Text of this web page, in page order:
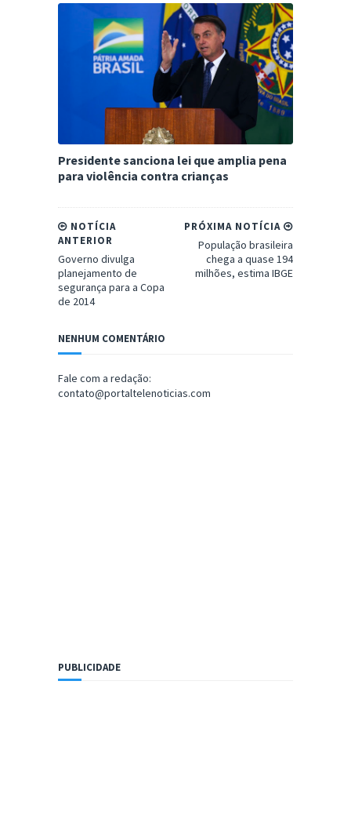
Presidente sanciona lei que amplia pena
para violência contra crianças
PRÓXIMA NOTÍCIA
População brasileira
chega a quase 194
milhões, estima IBGE
NOTÍCIA
ANTERIOR
Governo divulga
planejamento de
segurança para a Copa
de 2014
NENHUM COMENTÁRIO
Fale com a redação:
contato@portaltelenoticias.com
PUBLICIDADE